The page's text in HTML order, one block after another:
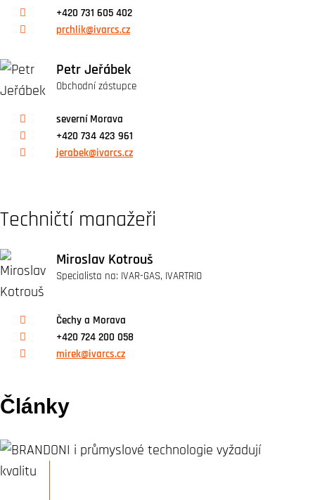
+420 731 605 402
prchlik@ivarcs.cz
Petr Jeřábek
Obchodní zástupce
severní Morava
+420 734 423 961
jerabek@ivarcs.cz
Techničtí manažeři
Miroslav Kotrouš
Specialista na: IVAR-GAS, IVARTRIO
Čechy a Morava
+420 724 200 058
mirek@ivarcs.cz
Články